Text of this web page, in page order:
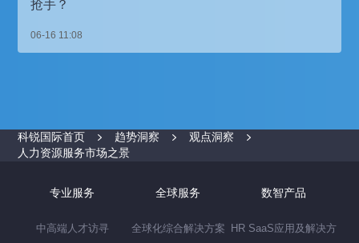
抢手？
06-16 11:08
科锐国际首页 趋势洞察
观点洞察
人力资源服务市场之景
专业服务
中高端人才访寻
全球服务
全球化综合解决方案
数智产品
HR SaaS应用及解决方